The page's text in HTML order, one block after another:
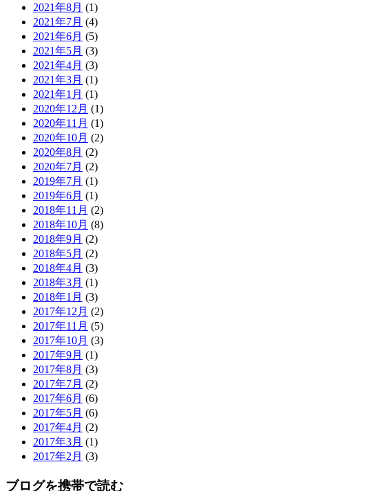
2021年8月 (1)
2021年7月 (4)
2021年6月 (5)
2021年5月 (3)
2021年4月 (3)
2021年3月 (1)
2021年1月 (1)
2020年12月 (1)
2020年11月 (1)
2020年10月 (2)
2020年8月 (2)
2020年7月 (2)
2019年7月 (1)
2019年6月 (1)
2018年11月 (2)
2018年10月 (8)
2018年9月 (2)
2018年5月 (2)
2018年4月 (3)
2018年3月 (1)
2018年1月 (3)
2017年12月 (2)
2017年11月 (5)
2017年10月 (3)
2017年9月 (1)
2017年8月 (3)
2017年7月 (2)
2017年6月 (6)
2017年5月 (6)
2017年4月 (2)
2017年3月 (1)
2017年2月 (3)
ブログを携帯で読む